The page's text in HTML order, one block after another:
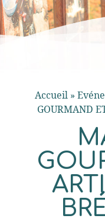
Accueil »
GOURMAND